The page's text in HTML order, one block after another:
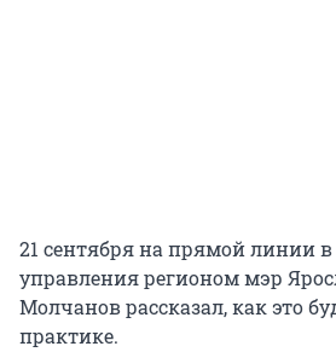
21 сентября на прямой линии
управления регионом мэр
Молчанов рассказал, как это
практике.